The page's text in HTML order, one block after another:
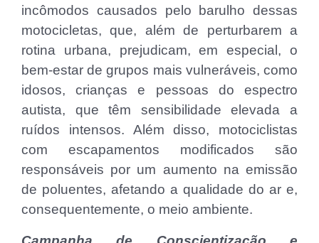
incômodos causados ​​pelo barulho dessas
motocicletas, que, além de perturbarem a
rotina urbana, prejudicam, em especial, o
bem-estar de grupos mais vulneráveis, como
idosos, crianças e pessoas do espectro
autista, que têm sensibilidade elevada a
ruídos intensos. Além disso, motociclistas
com escapamentos modificados são
responsáveis ​​por um aumento na emissão
de poluentes, afetando a qualidade do ar e,
consequentemente, o meio ambiente.